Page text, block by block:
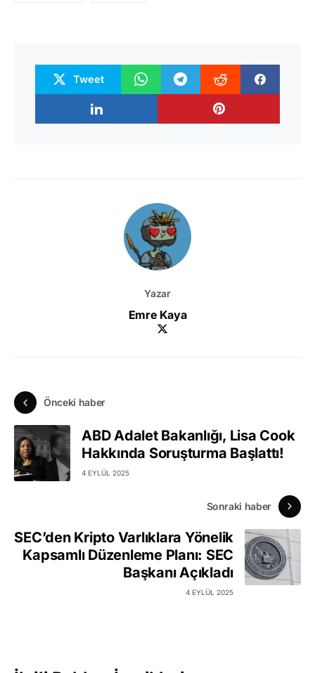
Tweet
Yazar
Emre Kaya
Önceki haber
ABD Adalet Bakanlığı, Lisa Cook
Hakkında Soruşturma Başlattı!
4 EYLÜL 2025
Sonraki haber
SEC’den Kripto Varlıklara Yönelik
Kapsamlı Düzenleme Planı: SEC
Başkanı Açıkladı
4 EYLÜL 2025